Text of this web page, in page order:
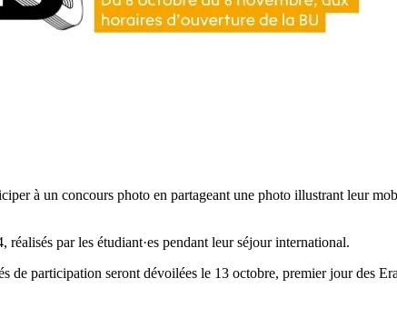
à un concours photo en partageant une photo illustrant leur
par les étudiant·es pendant leur séjour international.
de participation seront dévoilées le 13 octobre, premier jour des